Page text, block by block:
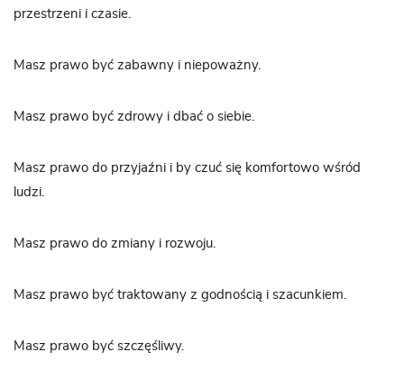
przestrzeni i czasie.
Masz prawo być zabawny i niepoważny.
Masz prawo być zdrowy i dbać o siebie.
Masz prawo do przyjaźni i by czuć się komfortowo wśród
ludzi.
Masz prawo do zmiany i rozwoju.
Masz prawo być traktowany z godnością i szacunkiem.
Masz prawo być szczęśliwy.